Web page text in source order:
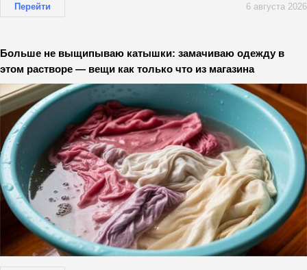
Перейти 6 августа 2026
Больше не выщипываю катышки: замачиваю одежду в
этом растворе — вещи как только что из магазина